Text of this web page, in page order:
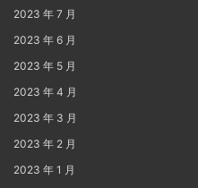
2023 年 7 月
2023 年 6 月
2023 年 5 月
2023 年 4 月
2023 年 3 月
2023 年 2 月
2023 年 1 月